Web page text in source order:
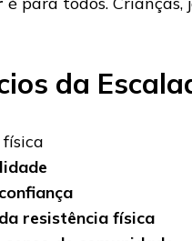
da
resistência física